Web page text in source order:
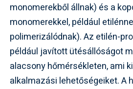
monomerekből állnak) és a
monomerekkel, például
polimerizálódnak). Az etilén-
például javított ütésállóságot
alacsony hőmérsékleten, ami
alkalmazási lehetőségeiket. A